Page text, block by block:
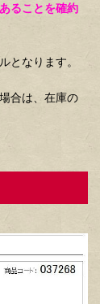
ることを確約
となります。
合は、在庫の